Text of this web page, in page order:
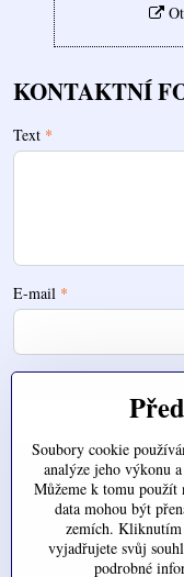
KONTAKTNÍ
Text *
E-mail *
Zde nahrajte váš soubor
Soubory cookie
analýze jeho výkonu
Můžeme k tomu použít
data mohou být
zemích. Kliknutím
vyjadřujete svůj
podrobné